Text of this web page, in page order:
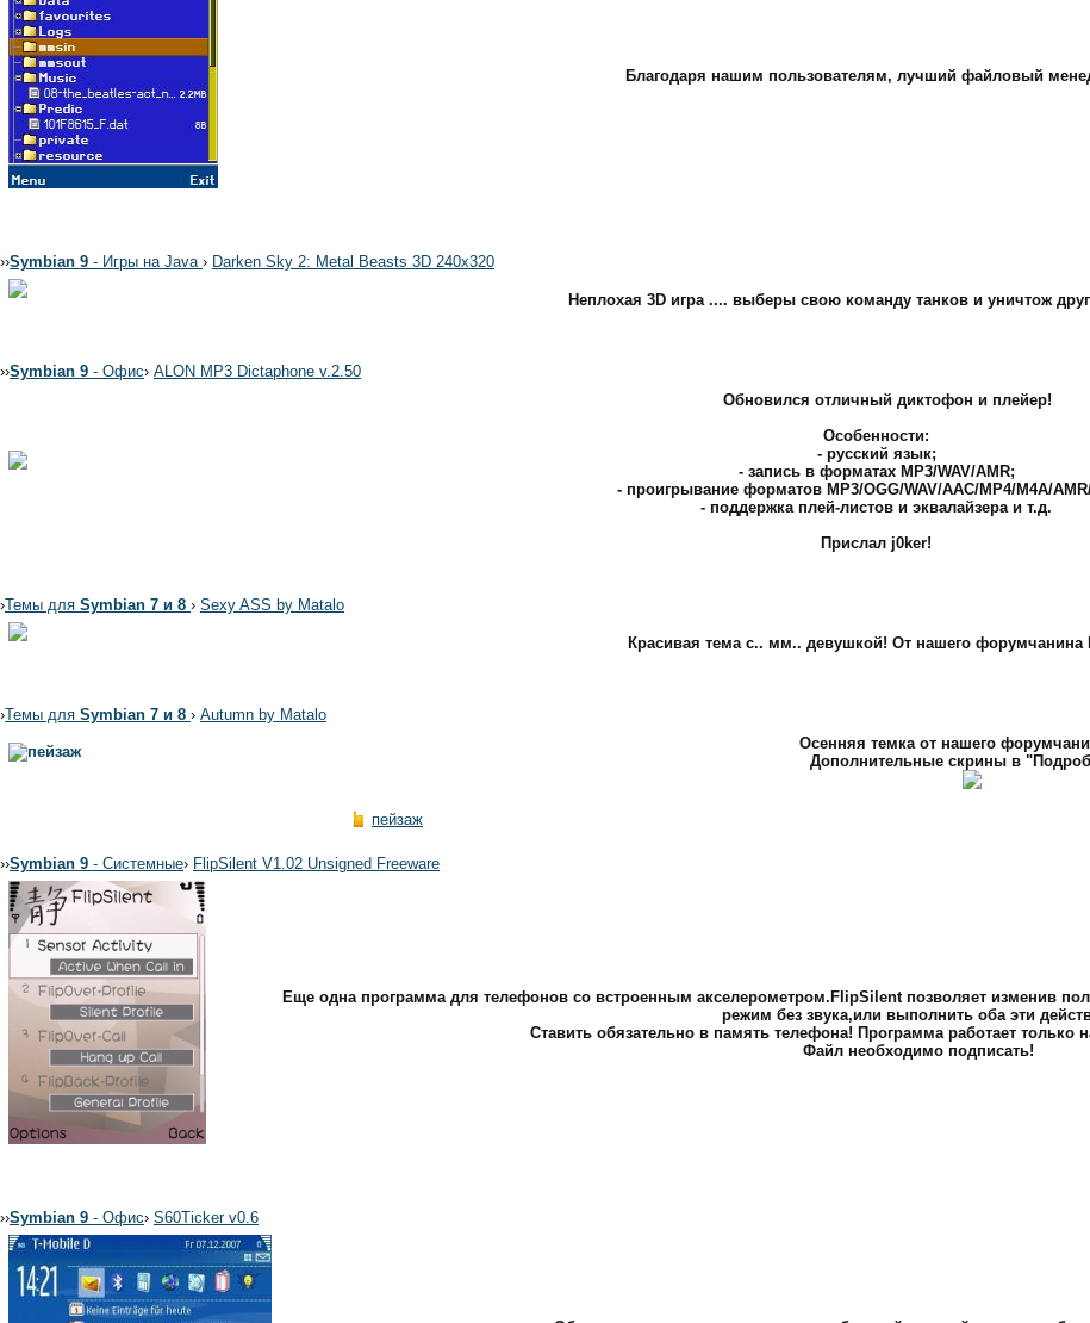
Благодаря нашим пользователям, лучший файловый
››Symbian 9 - Игры на Java › Darken Sky 2: Metal Beasts 3D 240x320
Неплохая 3D игра .... выберы свою команду танков и уничтож
››Symbian 9 - Офис› ALON MP3 Dictaphone v.2.50
Обновился отличный диктофон и плейер!
Особенности:
- русский язык;
- запись в форматах MP3/WAV/AMR;
- проигрывание форматов MP3/OGG/WAV/AAC/MP4/M4A/
- поддержка плей-листов и эквалайзера и т.д.
Прислал j0ker!
›Темы для Symbian 7 и 8 › Sexy ASS by Matalo
Красивая тема с.. мм.. девушкой! От нашего форумчанина
›Темы для Symbian 7 и 8 › Autumn by Matalo
Осенняя темка от нашего
Дополнительные скрины в
пейзаж
››Symbian 9 - Системные› FlipSilent V1.02 Unsigned Freeware
Еще одна программа для телефонов со встроенным акселерометром.FlipSilent позволяет изменив
режим без звука,или выполнить оба эти
Ставить обязательно в память телефона! Программа работает только
Файл необходимо подписать!
››Symbian 9 - Офис› S60Ticker v0.6